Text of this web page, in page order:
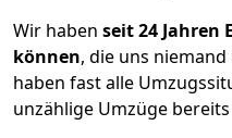
Wir haben seit24 Jahren
können, die uns
haben fast alle
unzählige Umzüge